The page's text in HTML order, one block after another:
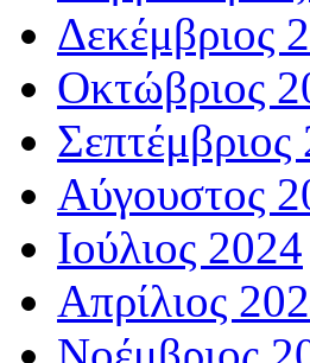
Δεκέμβριος
Οκτώβριος
Σεπτέμβριος
Αύγουστος
Ιούλιος 2024
Απρίλιος